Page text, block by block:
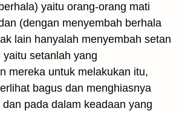
yaitu orang-orang mati
(dengan menyembah berhala
lain hanyalah menyembah setan
setanlah yang
mereka untuk melakukan itu,
bagus dan menghiasnya
pada dalam keadaan yang